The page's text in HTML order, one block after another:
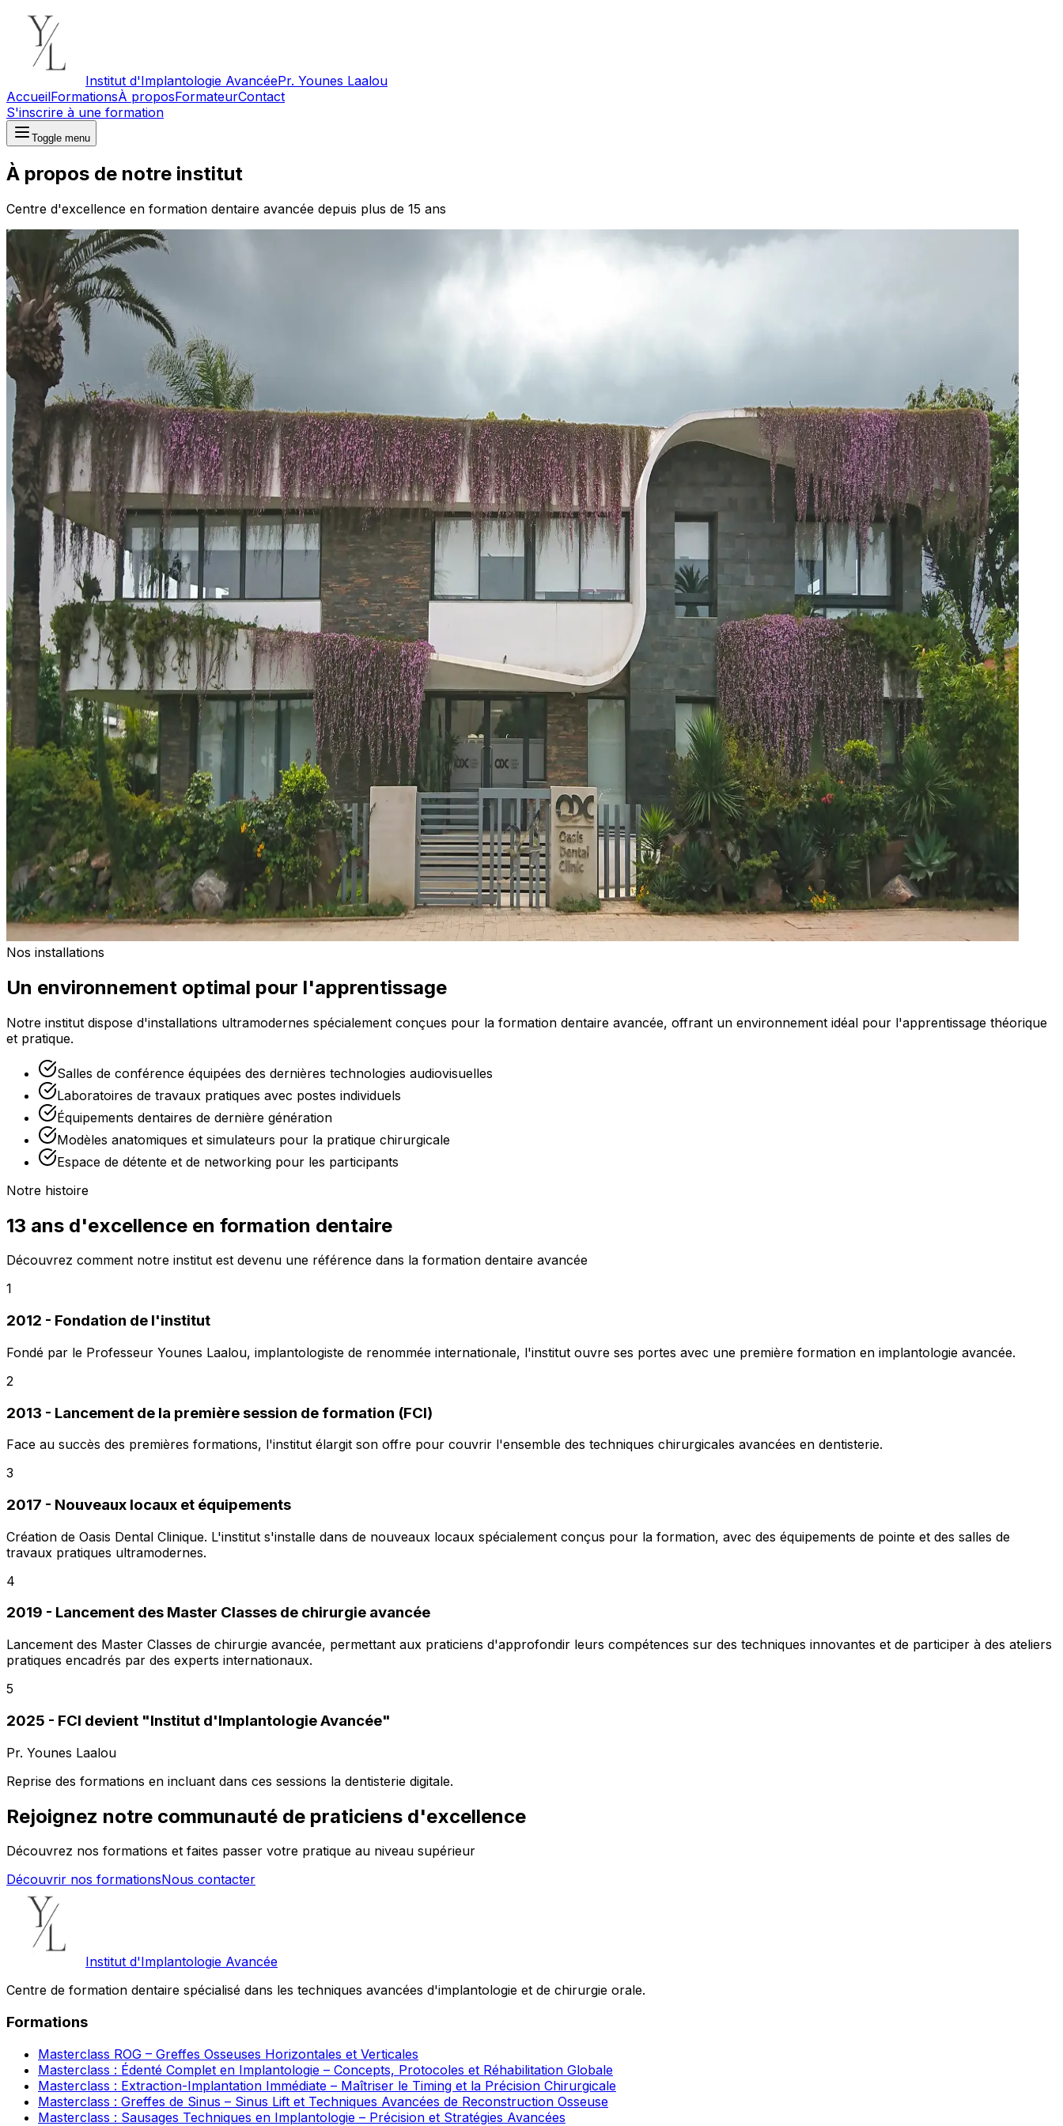
Institut d'Implantologie AvancéePr. Younes Laalou
AccueilFormationsÀ proposFormateurContact
S'inscrire à une formation
Toggle menu
À propos de notre institut
Centre d'excellence en formation dentaire avancée depuis plus de 15 ans
Nos installations
Un environnement optimal pour l'apprentissage
Notre institut dispose d'installations ultramodernes spécialement conçues pour la formation dentaire avancée, offrant un environnement idéal pour l'apprentissage théorique
et pratique.
Salles de conférence équipées des dernières technologies audiovisuelles
Laboratoires de travaux pratiques avec postes individuels
Équipements dentaires de dernière génération
Modèles anatomiques et simulateurs pour la pratique chirurgicale
Espace de détente et de networking pour les participants
Notre histoire
13 ans d'excellence en formation dentaire
Découvrez comment notre institut est devenu une référence dans la formation dentaire avancée
1
2012 - Fondation de l'institut
Fondé par le Professeur Younes Laalou, implantologiste de renommée internationale, l'institut ouvre ses portes avec une première formation en implantologie avancée.
2
2013 - Lancement de la première session de formation (FCI)
Face au succès des premières formations, l'institut élargit son offre pour couvrir l'ensemble des techniques chirurgicales avancées en dentisterie.
3
2017 - Nouveaux locaux et équipements
Création de Oasis Dental Clinique. L'institut s'installe dans de nouveaux locaux spécialement conçus pour la formation, avec des équipements de pointe et des salles de
travaux pratiques ultramodernes.
4
2019 - Lancement des Master Classes de chirurgie avancée
Lancement des Master Classes de chirurgie avancée, permettant aux praticiens d'approfondir leurs compétences sur des techniques innovantes et de participer à des ateliers
pratiques encadrés par des experts internationaux.
5
2025 - FCI devient "Institut d'Implantologie Avancée"
Pr. Younes Laalou
Reprise des formations en incluant dans ces sessions la dentisterie digitale.
Rejoignez notre communauté de praticiens d'excellence
Découvrez nos formations et faites passer votre pratique au niveau supérieur
Découvrir nos formationsNous contacter
Institut d'Implantologie Avancée
Centre de formation dentaire spécialisé dans les techniques avancées d'implantologie et de chirurgie orale.
Formations
Masterclass ROG – Greffes Osseuses Horizontales et Verticales
Masterclass : Édenté Complet en Implantologie – Concepts, Protocoles et Réhabilitation Globale
Masterclass : Extraction-Implantation Immédiate – Maîtriser le Timing et la Précision Chirurgicale
Masterclass : Greffes de Sinus – Sinus Lift et Techniques Avancées de Reconstruction Osseuse
Masterclass : Sausages Techniques en Implantologie – Précision et Stratégies Avancées